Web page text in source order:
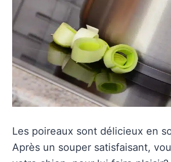
Les poireaux sont délicieux en
Après un souper satisfaisant,